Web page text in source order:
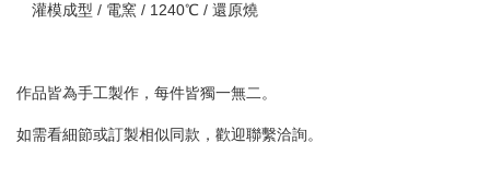
灌模成型 / 電窯 / 1240℃ / 還原燒
作品皆為手工製作，每件皆獨一無二。
如需看細節或訂製相似同款，歡迎聯繫洽詢。